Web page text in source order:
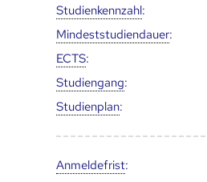
Studien­kenn­zahl:
Mindest­studien­dauer:
ECTS:
Studien­gang:
Studien­plan:
Anmelde­frist: